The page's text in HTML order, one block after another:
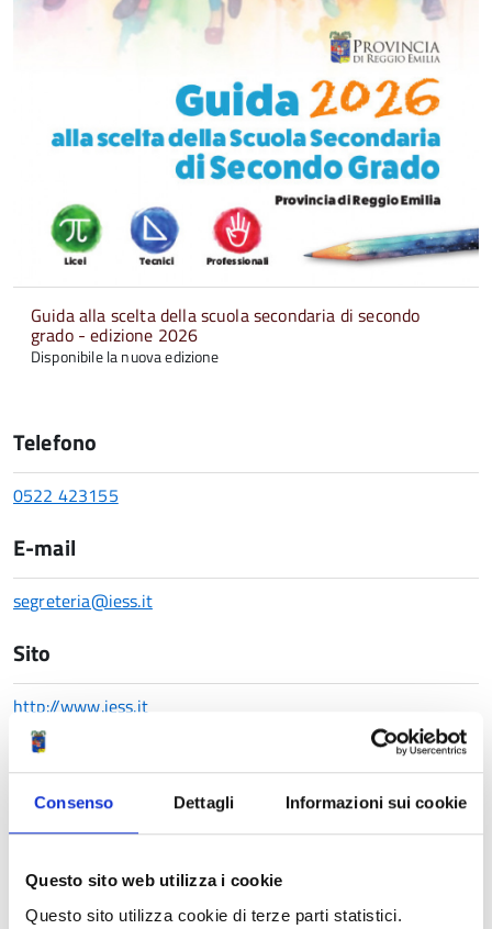
Consenso Dettagli Informazioni sui cookie
Questo sito web utilizza i cookie
Questo sito utilizza cookie di terze parti statistici.
Guida alla scelta della scuola secondaria di secondo
grado - edizione 2026
Disponibile la nuova edizione
Telefono
0522 423155
E-mail
segreteria@iess.it
Sito
http://www.iess.it
Indirizzo
Piazza Prampolini, 2/A - 42121 Reggio Emilia